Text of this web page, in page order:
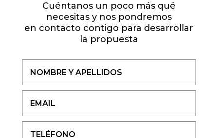
Cuéntanos un poco más qué
necesitas y nos pondremos
en contacto contigo para desarrollar
la propuesta